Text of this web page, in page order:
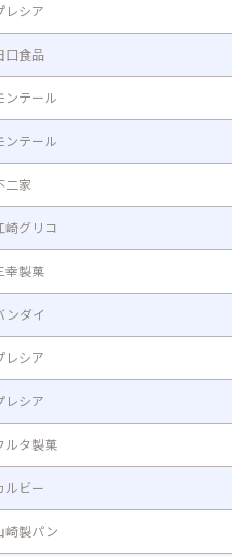
レシア
口食品
ンテール
ンテール
二家
崎グリコ
幸製菓
ンダイ
レシア
レシア
ルタ製菓
ルビー
崎製パン